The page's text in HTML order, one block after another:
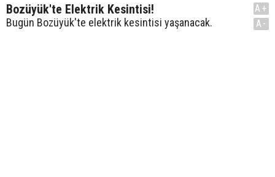
Bozüyük'te Elektrik Kesintisi!
Bugün Bozüyük'te elektrik kesintisi yaşanacak.
A+
A-